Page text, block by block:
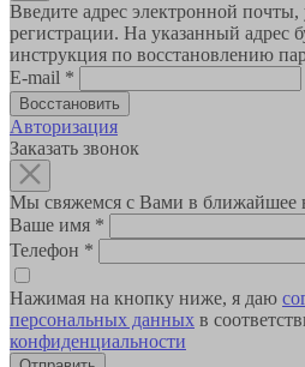
Введите адрес электронной
регистрации. На указанный адрес
инструкция по восстановлению
E-mail *
Авторизация
Заказать звонок
Мы свяжемся с Вами в ближайшее
Ваше имя *
Телефон *
Нажимая на кнопку ниже, я даю
персональных данных в
конфиденциальности